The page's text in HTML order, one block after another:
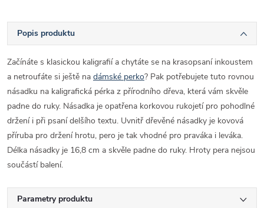
Popis produktu
Začínáte s klasickou kaligrafií a chytáte se na krasopsaní inkoustem
a netroufáte si ještě na dámské perko? Pak potřebujete tuto rovnou
násadku na kaligrafická pérka z přírodního dřeva, která vám skvěle
padne do ruky. Násadka je opatřena korkovou rukojetí pro pohodlné
držení i při psaní delšího textu. Uvnitř dřevěné násadky je kovová
příruba pro držení hrotu, pero je tak vhodné pro praváka i leváka.
Délka násadky je 16,8 cm a skvěle padne do ruky. Hroty pera nejsou
součástí balení.
Parametry produktu